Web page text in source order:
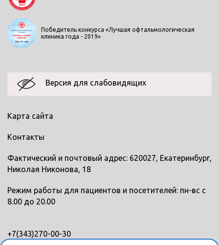
Победитель конкурса «Лучшая офтальмологическая
клиника года - 2019»
Версия для слабовидящих
Карта сайта
Контакты
Фактический и почтовый адрес: 620027, Екатеринбург,
Николая Никонова, 18
Режим работы для пациентов и посетителей: пн-вс с
8.00 до 20.00
+7(343)270-00-30